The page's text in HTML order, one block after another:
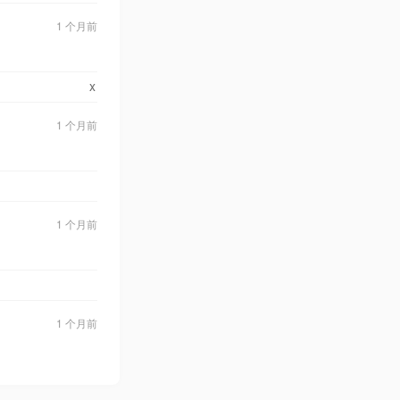
1 个月前
x
1 个月前
1 个月前
1 个月前